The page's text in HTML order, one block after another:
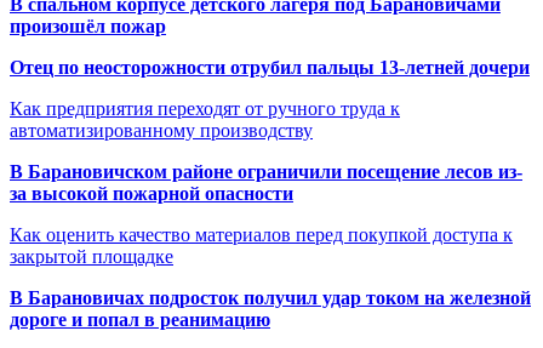
произошёл пожар
Отец по неосторожности отрубил пальцы 13-летней дочери
Как предприятия переходят от ручного труда к
автоматизированному производству
В Барановичском районе ограничили посещение лесов из-
за высокой пожарной опасности
Как оценить качество материалов перед покупкой доступа к
закрытой площадке
В Барановичах подросток получил удар током на железной
дороге и попал в реанимацию